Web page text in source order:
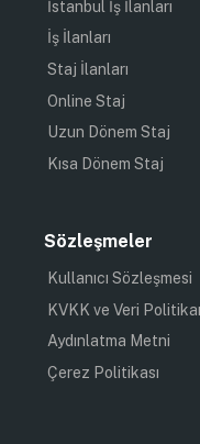
istekleriniz
yaşayabilirsiniz.
size çok daha uygun
sadece sabah
söylemeliyim.